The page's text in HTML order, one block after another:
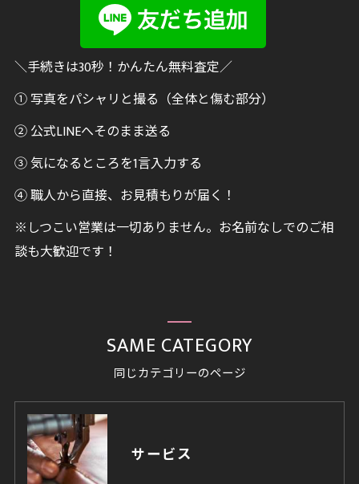
＼手続きは30秒！かんたん無料査定／
① 写真をパシャリと撮る（全体と傷む部分）
② 公式LINEへそのまま送る
③ 気になるところを1言入力する
④ 職人から直接、お見積もりが届く！
※しつこい営業は一切ありません。お名前なしでのご相
談も大歓迎です！
同じカテゴリーのページ
SAME CATEGORY
サービス